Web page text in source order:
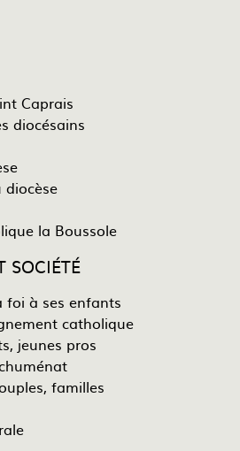
Caprais
diocésains
diocèse
la Boussole
SOCIÉTÉ
foi à ses enfants
catholique
jeunes pros
familles